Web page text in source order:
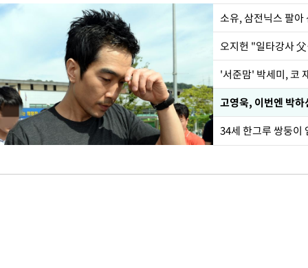
'서준맘' 박세미, 코
34세 한그루 쌍둥